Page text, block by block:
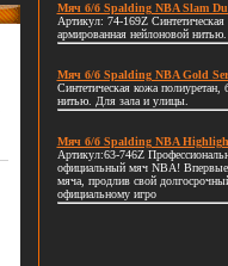
Мяч б/б Spalding NBA Slam
Артикул: 74-169Z
армированная нейлоновой
Мяч б/б Spalding NBA Gold
Синтетическая кожа полиуретан,
нитью. Для зала и улицы.
Мяч б/б Spalding NBA
Артикул:63-746Z
официальный мяч NBA! Впервые
мяча, продлив свой
официальному игро